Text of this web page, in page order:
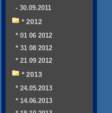
- 30.09.2011
* 2012
* 01 06 2012
* 31 08 2012
* 21 09 2012
* 2013
* 24.05.2013
* 14.06.2013